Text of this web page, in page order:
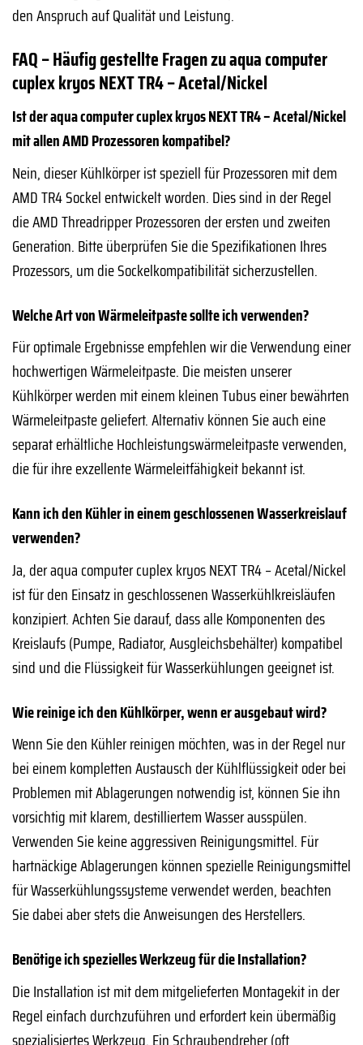
den Anspruch auf Qualität und Leistung.
FAQ – Häufig gestellte Fragen zu aqua computer
cuplex kryos NEXT TR4 – Acetal/Nickel
Ist der aqua computer cuplex kryos NEXT TR4 – Acetal/Nickel
mit allen AMD Prozessoren kompatibel?
Nein, dieser Kühlkörper ist speziell für Prozessoren mit dem
AMD TR4 Sockel entwickelt worden. Dies sind in der Regel
die AMD Threadripper Prozessoren der ersten und zweiten
Generation. Bitte überprüfen Sie die Spezifikationen Ihres
Prozessors, um die Sockelkompatibilität sicherzustellen.
Welche Art von Wärmeleitpaste sollte ich verwenden?
Für optimale Ergebnisse empfehlen wir die Verwendung einer
hochwertigen Wärmeleitpaste. Die meisten unserer
Kühlkörper werden mit einem kleinen Tubus einer bewährten
Wärmeleitpaste geliefert. Alternativ können Sie auch eine
separat erhältliche Hochleistungswärmeleitpaste verwenden,
die für ihre exzellente Wärmeleitfähigkeit bekannt ist.
Kann ich den Kühler in einem geschlossenen Wasserkreislauf
verwenden?
Ja, der aqua computer cuplex kryos NEXT TR4 – Acetal/Nickel
ist für den Einsatz in geschlossenen Wasserkühlkreisläufen
konzipiert. Achten Sie darauf, dass alle Komponenten des
Kreislaufs (Pumpe, Radiator, Ausgleichsbehälter) kompatibel
sind und die Flüssigkeit für Wasserkühlungen geeignet ist.
Wie reinige ich den Kühlkörper, wenn er ausgebaut wird?
Wenn Sie den Kühler reinigen möchten, was in der Regel nur
bei einem kompletten Austausch der Kühlflüssigkeit oder bei
Problemen mit Ablagerungen notwendig ist, können Sie ihn
vorsichtig mit klarem, destilliertem Wasser ausspülen.
Verwenden Sie keine aggressiven Reinigungsmittel. Für
hartnäckige Ablagerungen können spezielle Reinigungsmittel
für Wasserkühlungssysteme verwendet werden, beachten
Sie dabei aber stets die Anweisungen des Herstellers.
Benötige ich spezielles Werkzeug für die Installation?
Die Installation ist mit dem mitgelieferten Montagekit in der
Regel einfach durchzuführen und erfordert kein übermäßig
spezialisiertes Werkzeug. Ein Schraubendreher (oft